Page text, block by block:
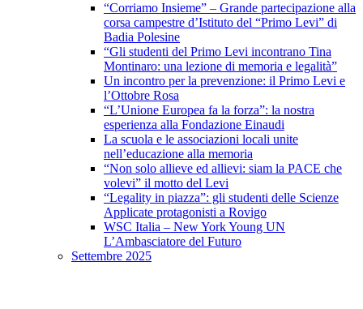
“Corriamo Insieme” – Grande partecipazione alla
corsa campestre d’Istituto del “Primo Levi” di
Badia Polesine
“Gli studenti del Primo Levi incontrano Tina
Montinaro: una lezione di memoria e legalità”
Un incontro per la prevenzione: il Primo Levi e
l’Ottobre Rosa
“L’Unione Europea fa la forza”: la nostra
esperienza alla Fondazione Einaudi
La scuola e le associazioni locali unite
nell’educazione alla memoria
“Non solo allieve ed allievi: siam la PACE che
volevi” il motto del Levi
“Legality in piazza”: gli studenti delle Scienze
Applicate protagonisti a Rovigo
WSC Italia – New York Young UN
L’Ambasciatore del Futuro
Settembre 2025